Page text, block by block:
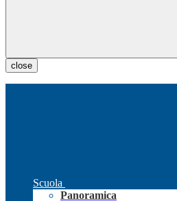
close
Scuola
Panoramica